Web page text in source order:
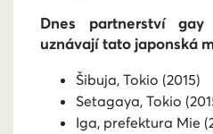
Dnes partnerství
uznávají tato japonská
Šibuja, Tokio (2015)
Setagaya, Tokio
Iga, prefektura Mie